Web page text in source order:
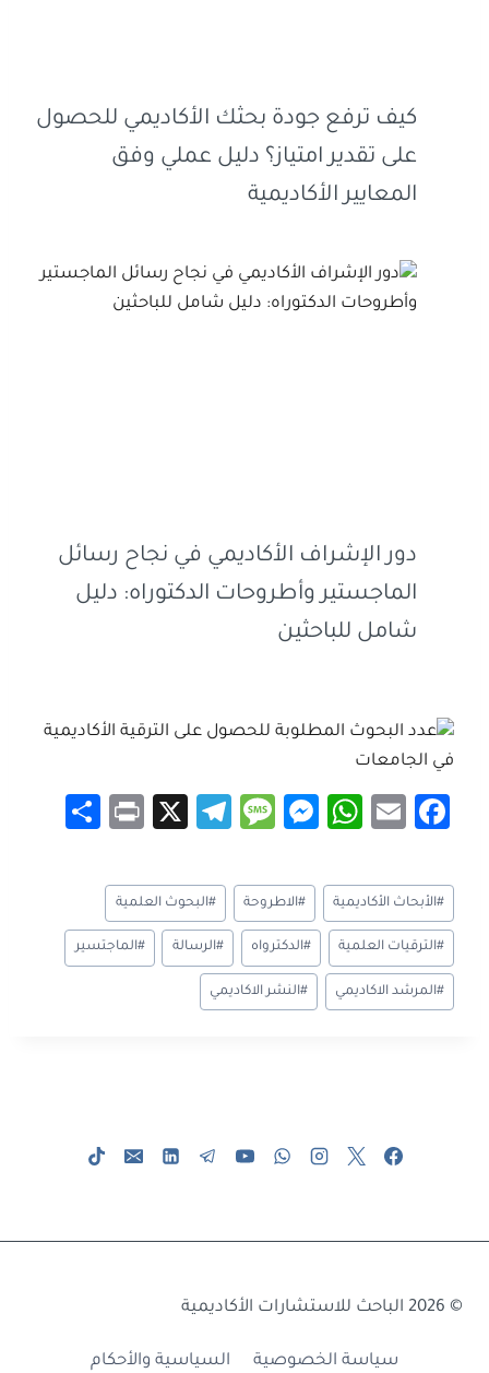
كيف ترفع جودة بحثك الأكاديمي للحصول
على تقدير امتياز؟ دليل عملي وفق
المعايير الأكاديمية
دور الإشراف الأكاديمي في نجاح رسائل
الماجستير وأطروحات الدكتوراه: دليل
شامل للباحثين
Fa
b
o
ok
E
ail
W
at
sA
p
p
M
se
n
g
er
M
sa
g
e
Te
gr
a
m
X
Pr
t
وسوم
المقال:
#الأبحاث الأكاديمية #الاطروحة #البحوث العلمية
#الترقيات العلمية #الدكترواه #الرسالة #الماجتسير
#المرشد الاكاديمي #النشر الاكاديمي
© 2026 الباحث للاستشارات الأكاديمية
سياسة الخصوصية السياسية والأحكام